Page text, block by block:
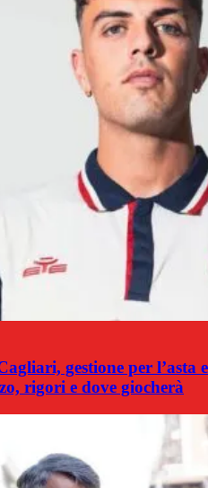
gestione per l’asta e
rigori e dove giocherà